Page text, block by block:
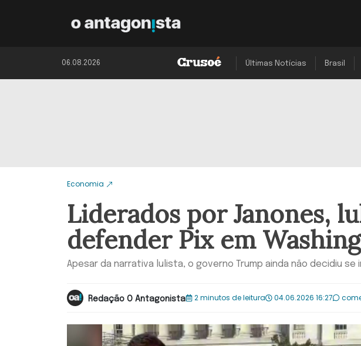
06.08.2026 Últimas Notícias Brasil
Economia
Liderados por Janones,
defender Pix em
Apesar da narrativa lulista, o governo Trump ainda não decidiu se
Redação O Antagonista 2 minutos de leitura 04.06.2026 16:27